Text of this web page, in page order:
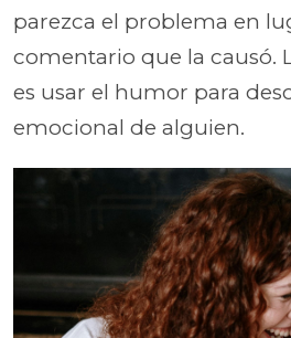
parezca el problema en
comentario que la causó.
es usar el humor para
emocional de alguien.